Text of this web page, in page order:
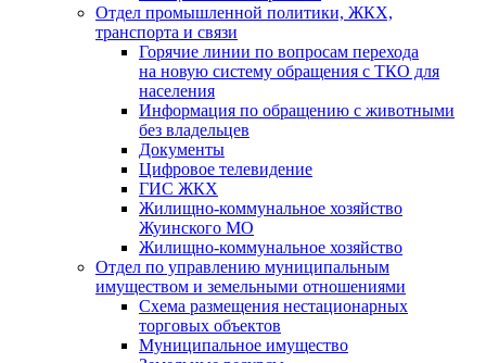
Отдел промышленной политики, ЖКХ,
транспорта и связи
Горячие линии по вопросам перехода
на новую систему обращения с ТКО для
населения
Информация по обращению с животными
без владельцев
Документы
Цифровое телевидение
ГИС ЖКХ
Жилищно-коммунальное хозяйство
Жуинского МО
Жилищно-коммунальное хозяйство
Отдел по управлению муниципальным
имуществом и земельными отношениями
Схема размещения нестационарных
торговых объектов
Муниципальное имущество